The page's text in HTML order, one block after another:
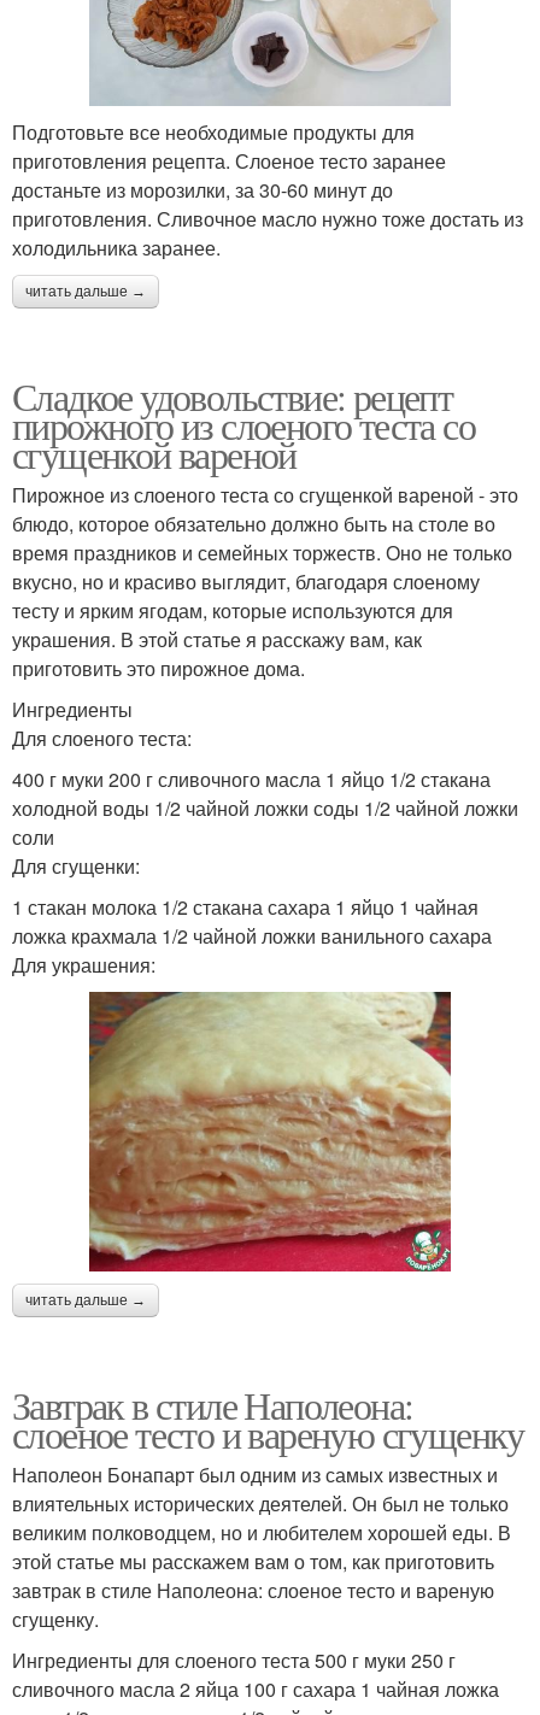
Подготовьте все необходимые продукты для
приготовления рецепта. Слоеное тесто заранее
достаньте из морозилки, за 30-60 минут до
приготовления. Сливочное масло нужно тоже достать из
холодильника заранее.
читать дальше →
Сладкое удовольствие: рецепт
пирожного из слоеного теста со
сгущенкой вареной
Пирожное из слоеного теста со сгущенкой вареной - это
блюдо, которое обязательно должно быть на столе во
время праздников и семейных торжеств. Оно не только
вкусно, но и красиво выглядит, благодаря слоеному
тесту и ярким ягодам, которые используются для
украшения. В этой статье я расскажу вам, как
приготовить это пирожное дома.
Ингредиенты
Для слоеного теста:
400 г муки 200 г сливочного масла 1 яйцо 1/2 стакана
холодной воды 1/2 чайной ложки соды 1/2 чайной ложки
соли
Для сгущенки:
1 стакан молока 1/2 стакана сахара 1 яйцо 1 чайная
ложка крахмала 1/2 чайной ложки ванильного сахара
Для украшения:
читать дальше →
Завтрак в стиле Наполеона:
слоеное тесто и вареную сгущенку
Наполеон Бонапарт был одним из самых известных и
влиятельных исторических деятелей. Он был не только
великим полководцем, но и любителем хорошей еды. В
этой статье мы расскажем вам о том, как приготовить
завтрак в стиле Наполеона: слоеное тесто и вареную
сгущенку.
Ингредиенты для слоеного теста 500 г муки 250 г
сливочного масла 2 яйца 100 г сахара 1 чайная ложка